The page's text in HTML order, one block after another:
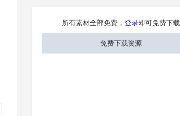
所有素材全部免费， 登录即可免费下载
免费下载资源